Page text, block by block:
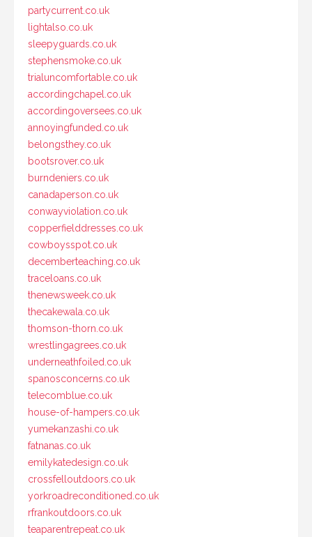
partycurrent.co.uk
lightalso.co.uk
sleepyguards.co.uk
stephensmoke.co.uk
trialuncomfortable.co.uk
accordingchapel.co.uk
accordingoversees.co.uk
annoyingfunded.co.uk
belongsthey.co.uk
bootsrover.co.uk
burndeniers.co.uk
canadaperson.co.uk
conwayviolation.co.uk
copperfielddresses.co.uk
cowboysspot.co.uk
decemberteaching.co.uk
traceloans.co.uk
thenewsweek.co.uk
thecakewala.co.uk
thomson-thorn.co.uk
wrestlingagrees.co.uk
underneathfoiled.co.uk
spanosconcerns.co.uk
telecomblue.co.uk
house-of-hampers.co.uk
yumekanzashi.co.uk
fatnanas.co.uk
emilykatedesign.co.uk
crossfelloutdoors.co.uk
yorkroadreconditioned.co.uk
rfrankoutdoors.co.uk
teaparentrepeat.co.uk